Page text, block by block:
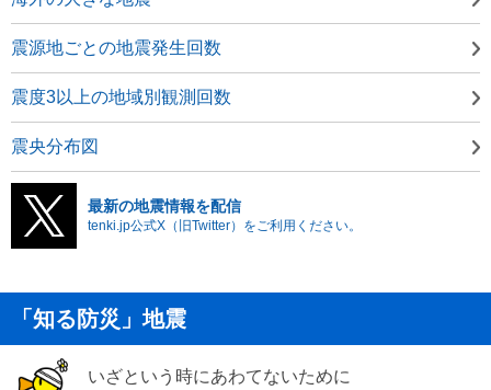
震源地ごとの地震発生回数
震度3以上の地域別観測回数
震央分布図
最新の地震情報を配信
tenki.jp公式X（旧Twitter）をご利用ください。
「知る防災」地震
いざという時にあわてないために